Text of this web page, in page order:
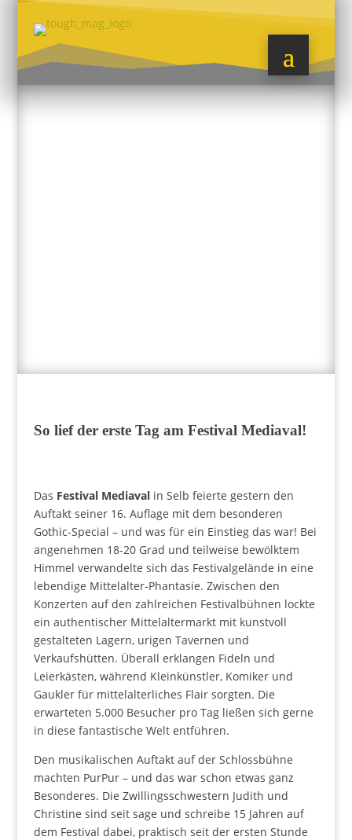
So lief der erste Tag am Festival Mediaval!
Das Festival Mediaval in Selb feierte gestern den
Auftakt seiner 16. Auflage mit dem besonderen
Gothic-Special – und was für ein Einstieg das war! Bei
angenehmen 18-20 Grad und teilweise bewölktem
Himmel verwandelte sich das Festivalgelände in eine
lebendige Mittelalter-Phantasie. Zwischen den
Konzerten auf den zahlreichen Festivalbühnen lockte
ein authentischer Mittelaltermarkt mit kunstvoll
gestalteten Lagern, urigen Tavernen und
Verkaufshütten. Überall erklangen Fideln und
Leierkästen, während Kleinkünstler, Komiker und
Gaukler für mittelalterliches Flair sorgten. Die
erwarteten 5.000 Besucher pro Tag ließen sich gerne
in diese fantastische Welt entführen.
Den musikalischen Auftakt auf der Schlossbühne
machten PurPur – und das war schon etwas ganz
Besonderes. Die Zwillingsschwestern Judith und
Christine sind seit sage und schreibe 15 Jahren auf
dem Festival dabei, praktisch seit der ersten Stunde